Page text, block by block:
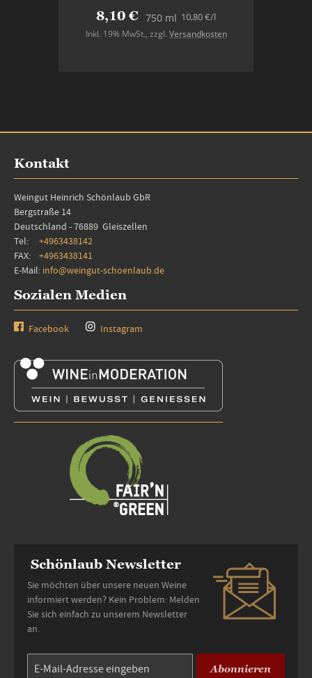
8,10 € 750 ml
Inkl. 19% MwSt., zzgl. Versandkosten
10,80 €/l
Kontakt
Weingut Heinrich Schönlaub GbR
Bergstraße 14
Deutschland - 76889 Gleiszellen
Tel: +4963438142
FAX: +4963438141
E-Mail: info@weingut-schoenlaub.de
Sozialen Medien
Facebook Instagram
Schönlaub Newsletter
Sie möchten über unsere neuen Weine
informiert werden? Kein Problem: Melden
Sie sich einfach zu unserem Newsletter
an.
Abonnieren